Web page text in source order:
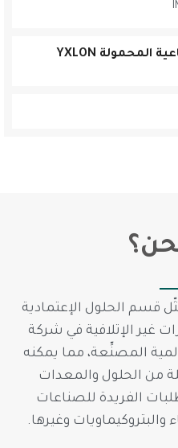
آلة الأشعة السينية الصناعية المحمولة YXLON
في عام 1990، يمثّل قسم الحلول الإعتمادية
غير الإتلافية في شركة
المصنِّعة، مما يمكنه
من الحلول والمعدات
الفريدة للصناعات
والبتروكيماويات وغيرها.